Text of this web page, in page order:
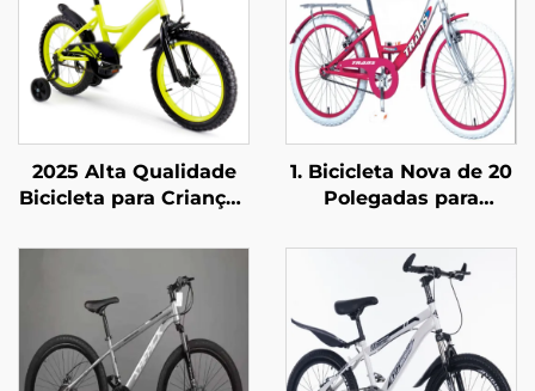
2025 Alta Qualidade
Bicicleta para Crianças
em Aço de Velocidade
Única e Travão de
Pedal Traseiro Design
Fácil e Seguro para
Rapazes e Raparigas
1. Bicicleta Nova de 20
Polegadas para
entre 8 e 12 Anos em
Cores Populares uma
Linda Bicicleta
Projetada para
Meninas